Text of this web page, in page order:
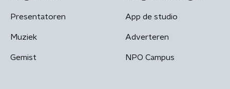
Presentatoren
Muziek
Gemist
App de studio
Adverteren
NPO Campus